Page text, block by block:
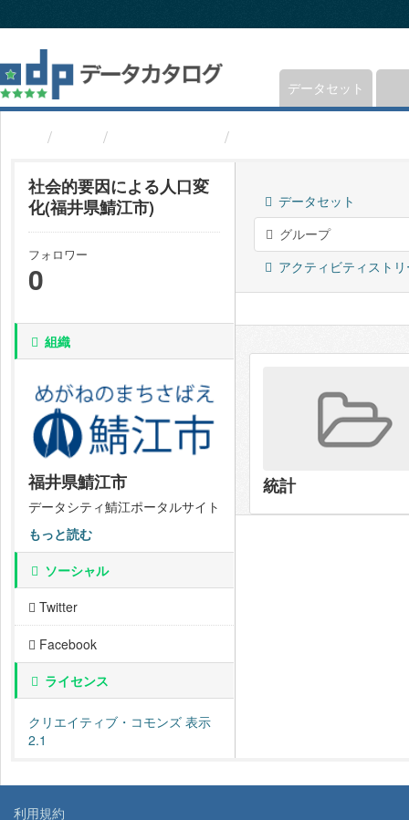
キ
プ
し
て
データセット
社会的要因による人口変
化(福井県鯖江市)
フォロワー
0
組織
福井県鯖江市
データシティ鯖江ポータルサイト
もっと読む
ソーシャル
Twitter
Facebook
ライセンス
クリエイティブ・コモンズ 表示
2.1
データセット
グループ
アクティビティスト
統計
利用規約